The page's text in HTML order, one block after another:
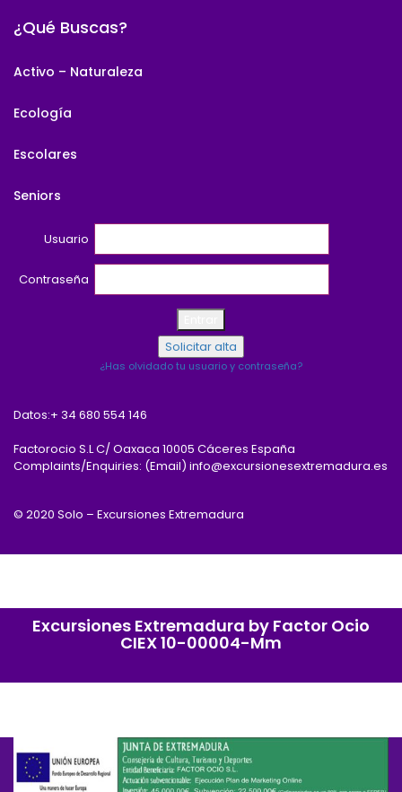
¿Qué Buscas?
Activo – Naturaleza
Ecología
Escolares
Seniors
Usuario
Contraseña
¿Has olvidado tu usuario y contraseña?
Datos:+ 34 680 554 146
Factorocio S.L C/ Oaxaca 10005 Cáceres España
Complaints/Enquiries: (Email) info@excursionesextremadura.es
© 2020 Solo – Excursiones Extremadura
Excursiones Extremadura by Factor Ocio
CIEX 10-00004-Mm